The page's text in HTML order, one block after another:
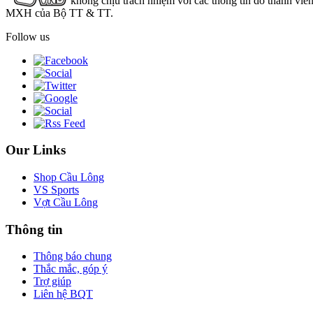
MXH của Bộ TT & TT.
Follow us
Our Links
Shop Cầu Lông
VS Sports
Vợt Cầu Lông
Thông tin
Thông báo chung
Thắc mắc, góp ý
Trợ giúp
Liên hệ BQT